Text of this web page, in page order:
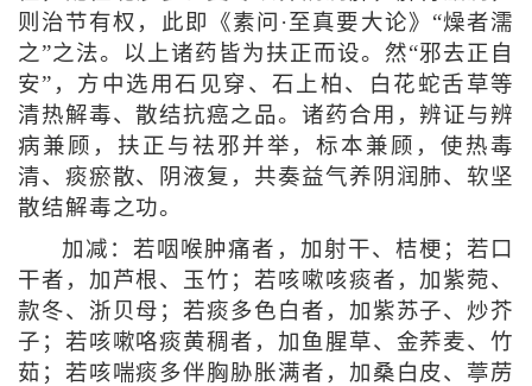
则治节有权，此即《素问·至真要大论》“燥者濡
之”之法。以上诸药皆为扶正而设。然“邪去正自
安”，方中选用石见穿、石上柏、白花蛇舌草等
清热解毒、散结抗癌之品。诸药合用，辨证与辨
病兼顾，扶正与祛邪并举，标本兼顾，使热毒
清、痰瘀散、阴液复，共奏益气养阴润肺、软坚
散结解毒之功。
加减：若咽喉肿痛者，加射干、桔梗；若口
干者，加芦根、玉竹；若咳嗽咳痰者，加紫菀、
款冬、浙贝母；若痰多色白者，加紫苏子、炒芥
子；若咳嗽咯痰黄稠者，加鱼腥草、金荞麦、竹
茹；若咳喘痰多伴胸胁胀满者，加桑白皮、葶苈